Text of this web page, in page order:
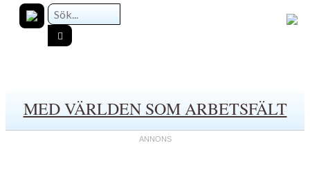
MED VÄRLDEN SOM ARBETSFÄLT